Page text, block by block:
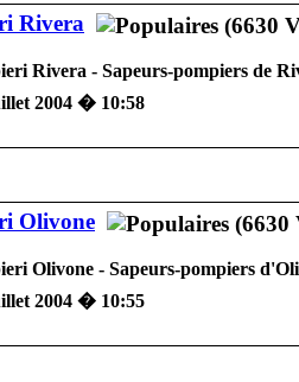
Rivera
Rivera - Sapeurs-pompiers de
2004 � 10:58
Olivone
Olivone - Sapeurs-pompiers
2004 � 10:55